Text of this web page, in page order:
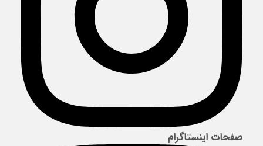
صفحات اینستاگرام